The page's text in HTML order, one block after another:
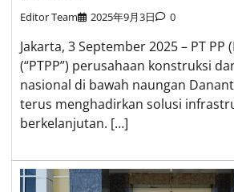
Editor Team 2025年9月3日 0
Jakarta, 3 September 2025 – PT PP
(“PTPP”) perusahaan konstruksi
nasional di bawah naungan
terus menghadirkan solusi
berkelanjutan. […]